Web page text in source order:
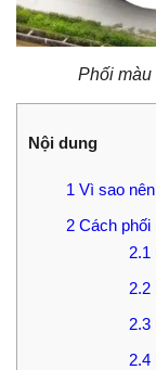
Phối màu
Nội dung
1 Vì sao
2 Cách phối
2.1
2.2
2.3
2.4